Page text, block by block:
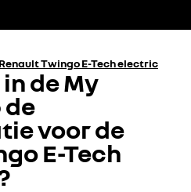
Renault Twingo E-Tech electric
de My
voor de
E-Tech